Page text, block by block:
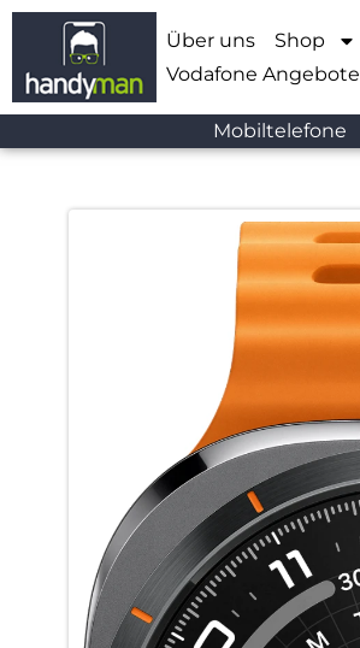
Über uns Shop
Vodafone Angebote
Mobiltelefone